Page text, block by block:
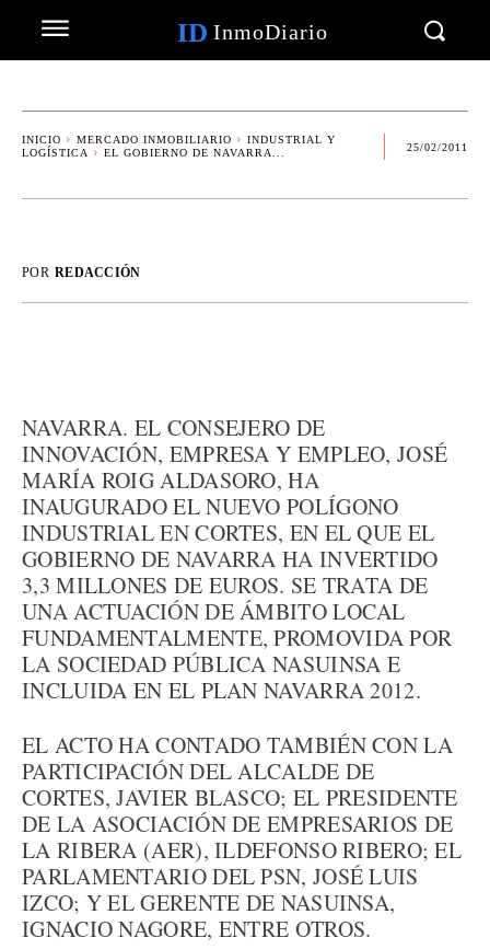
ID InmoDiario
INICIO MERCADO INMOBILIARIO
INDUSTRIAL Y
LOGÍSTICA
EL GOBIERNO DE NAVARRA...
25/02/2011
POR REDACCIÓN
NAVARRA. EL CONSEJERO DE
INNOVACIÓN, EMPRESA Y EMPLEO, JOSÉ
MARÍA ROIG ALDASORO, HA
INAUGURADO EL NUEVO POLÍGONO
INDUSTRIAL EN CORTES, EN EL QUE EL
GOBIERNO DE NAVARRA HA INVERTIDO
3,3 MILLONES DE EUROS. SE TRATA DE
UNA ACTUACIÓN DE ÁMBITO LOCAL
FUNDAMENTALMENTE, PROMOVIDA POR
LA SOCIEDAD PÚBLICA NASUINSA E
INCLUIDA EN EL PLAN NAVARRA 2012.
EL ACTO HA CONTADO TAMBIÉN CON LA
PARTICIPACIÓN DEL ALCALDE DE
CORTES, JAVIER BLASCO; EL PRESIDENTE
DE LA ASOCIACIÓN DE EMPRESARIOS DE
LA RIBERA (AER), ILDEFONSO RIBERO; EL
PARLAMENTARIO DEL PSN, JOSÉ LUIS
IZCO; Y EL GERENTE DE NASUINSA,
IGNACIO NAGORE, ENTRE OTROS.